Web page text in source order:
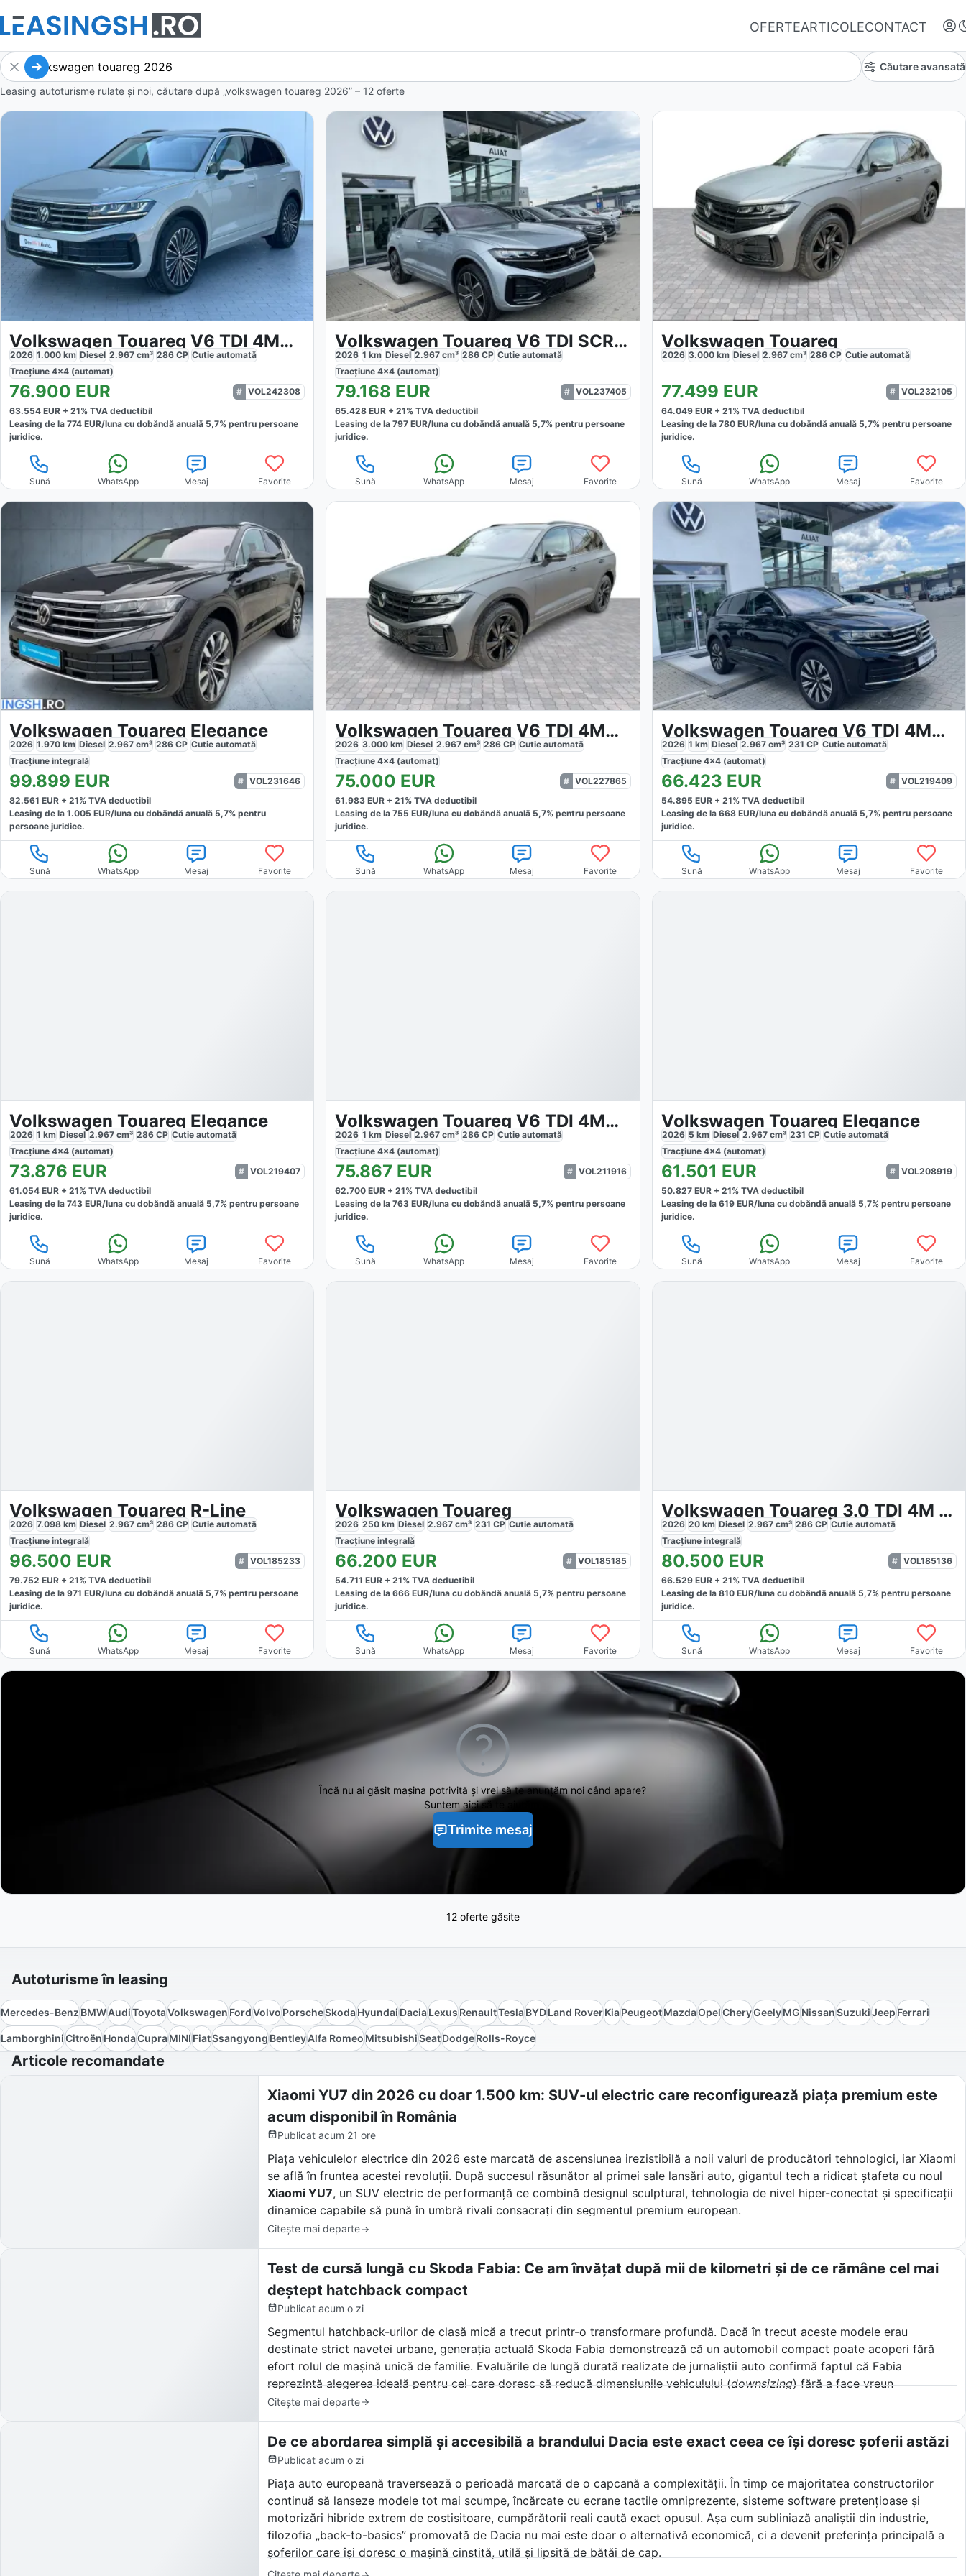
OFERTEARTICOLECONTACT
Autentifică-te
Nu ai oferte favorite
Căutare avansată
Leasing autoturisme rulate și noi, căutare după „volkswagen touareg 2026” – 12 oferte
Volkswagen Touareg V6 TDI 4MOTION Elegance
2026 1.000 km Diesel 2.967 cm³ 286 CP Cutie automată
Tracțiune 4x4 (automat)
76.900 EUR
VOL242308
63.554 EUR + 21% TVA deductibil
Leasing de la 774 EUR/luna cu dobăndă anuală 5,7% pentru persoane
juridice.
Sună WhatsApp Mesaj Favorite
Volkswagen Touareg V6 TDI SCR 4Motion Aut R-Line
2026 1 km Diesel 2.967 cm³ 286 CP Cutieautomată
Tracțiune4x4 (automat)
79.168 EUR
VOL237405
65.428 EUR +21% TVA deductibil
Leasing de la797 EUR/luna cu dobăndă anuală 5,7% pentru persoane
juridice.
Sună WhatsApp Mesaj Favorite
Volkswagen Touareg
2026 3.000km Diesel 2.967cm³ 286CP Cutie automată
77.499 EUR
VOL232105
64.049EUR + 21% TVA deductibil
Leasing de la 780EUR/lunacu dobăndă anuală 5,7% pentru persoane
juridice.
Sună WhatsApp Mesaj Favorite
Volkswagen Touareg Elegance
2026 1.970 km Diesel 2.967 cm³ 286 CP Cutie automată
Tracțiune integrală
99.899 EUR
VOL231646
82.561 EUR + 21% TVA deductibil
Leasing de la 1.005 EUR/luna cu dobăndă anuală 5,7% pentru
persoane juridice.
Sună WhatsApp Mesaj Favorite
Volkswagen Touareg V6 TDI 4MOTION R-Line
2026 3.000 km Diesel 2.967 cm³ 286 CP Cutieautomată
Tracțiune4x4 (automat)
75.000 EUR
VOL227865
61.983 EUR +21% TVA deductibil
Leasing de la755 EUR/luna cu dobăndă anuală 5,7% pentru persoane
juridice.
Sună WhatsApp Mesaj Favorite
Volkswagen Touareg V6 TDI 4MOTION Elegance
2026 1 km Diesel 2.967cm³ 231 CP Cutie automată
Tracțiune 4x4 (automat)
66.423 EUR
VOL219409
54.895 EUR + 21% TVA deductibil
Leasing de la 668EUR/lunacu dobăndă anuală 5,7% pentru persoane
juridice.
Sună WhatsApp Mesaj Favorite
Volkswagen Touareg Elegance
2026 1 km Diesel 2.967 cm³ 286 CP Cutie automată
Tracțiune 4x4 (automat)
73.876 EUR
VOL219407
61.054 EUR + 21% TVA deductibil
Leasing de la 743 EUR/luna cu dobăndă anuală 5,7% pentru persoane
juridice.
Sună WhatsApp Mesaj Favorite
Volkswagen Touareg V6 TDI 4MOTION R-Line
2026 1 km Diesel 2.967 cm³ 286 CP Cutieautomată
Tracțiune4x4 (automat)
75.867 EUR
VOL211916
62.700 EUR +21% TVA deductibil
Leasing de la763 EUR/luna cu dobăndă anuală 5,7% pentru persoane
juridice.
Sună WhatsApp Mesaj Favorite
Volkswagen Touareg Elegance
2026 5 km Diesel 2.967cm³ 231 CP Cutie automată
Tracțiune 4x4 (automat)
61.501 EUR
VOL208919
50.827EUR + 21% TVA deductibil
Leasing de la 619EUR/lunacu dobăndă anuală 5,7% pentru persoane
juridice.
Sună WhatsApp Mesaj Favorite
Volkswagen Touareg R-Line
2026 7.098 km Diesel 2.967 cm³ 286 CP Cutie automată
Tracțiune integrală
96.500 EUR
VOL185233
79.752 EUR + 21% TVA deductibil
Leasing de la 971 EUR/luna cu dobăndă anuală 5,7% pentru persoane
juridice.
Sună WhatsApp Mesaj Favorite
Volkswagen Touareg
2026 250 km Diesel 2.967 cm³ 231 CP Cutieautomată
Tracțiuneintegrală
66.200 EUR
VOL185185
54.711 EUR +21% TVA deductibil
Leasing de la666 EUR/luna cu dobăndă anuală 5,7% pentru persoane
juridice.
Sună WhatsApp Mesaj Favorite
Volkswagen Touareg 3.0 TDI 4M R-Line
2026 20km Diesel 2.967cm³ 286CP Cutie automată
Tracțiune integrală
80.500 EUR
VOL185136
66.529EUR + 21% TVA deductibil
Leasing de la 810EUR/lunacu dobăndă anuală 5,7% pentru persoane
juridice.
Sună WhatsApp Mesaj Favorite
Încă nu ai găsit mașina potrivită și vrei să te anunțăm noi când apare?
Suntem aici să te ajutăm.
Trimite mesaj
12 oferte găsite
Autoturisme în leasing
Mercedes-BenzBMWAudiToyotaVolkswagenFordVolvoPorscheSkodaHyundaiDaciaLexusRenaultTeslaBYDLand RoverKiaPeugeotMazdaOpelCheryGeelyMGNissanSuzukiJeepFerrari
LamborghiniCitroënHondaCupraMINIFiatSsangyongBentleyAlfa RomeoMitsubishiSeatDodgeRolls-Royce
Articole recomandate
Xiaomi YU7 din 2026 cu doar 1.500 km: SUV-ul electric care reconfigurează piața premium este
acum disponibil în România
Publicat acum 21 ore
Piața vehiculelor electrice din 2026 este marcată de ascensiunea irezistibilă a noii valuri de producători tehnologici, iar Xiaomi
se află în fruntea acestei revoluții. După succesul răsunător al primei sale lansări auto, gigantul tech a ridicat ștafeta cu noul
Xiaomi YU7, un SUV electric de performanță ce combină designul sculptural, tehnologia de nivel hiper-conectat și specificații
dinamice capabile să pună în umbră rivali consacrați din segmentul premium european.
Pentru cei care își doresc o mașină avangardistă fără a trece prin perioadele lungi de așteptare pentru comenzile externe,
Citește mai departe
Test de cursă lungă cu Skoda Fabia: Ce am învățat după mii de kilometri și de ce rămâne cel mai
deștept hatchback compact
Publicat acum o zi
Segmentul hatchback-urilor de clasă mică a trecut printr-o transformare profundă. Dacă în trecut aceste modele erau
destinate strict navetei urbane, generația actuală Skoda Fabia demonstrează că un automobil compact poate acoperi fără
efort rolul de mașină unică de familie. Evaluările de lungă durată realizate de jurnaliștii auto confirmă faptul că Fabia
reprezintă alegerea ideală pentru cei care doresc să reducă dimensiunile vehiculului (downsizing) fără a face vreun
compromis la capitolul confort, spațiu sau performanță.
de ce acest model continuă să domine topul opțiunilor raționale.
Citește mai departe
De ce abordarea simplă și accesibilă a brandului Dacia este exact ceea ce își doresc șoferii astăzi
Publicat acum o zi
Piața auto europeană traversează o perioadă marcată de o capcană a complexității. În timp ce majoritatea constructorilor
continuă să lanseze modele tot mai scumpe, încărcate cu ecrane tactile omniprezente, sisteme software pretențioase și
motorizări hibride extrem de costisitoare, cumpărătorii reali caută exact opusul. Așa cum subliniază analiștii din industrie,
filozofia „back-to-basics” promovată de Dacia nu mai este doar o alternativă economică, ci a devenit preferința principală a
șoferilor care își doresc o mașină cinstită, utilă și lipsită de bătăi de cap.